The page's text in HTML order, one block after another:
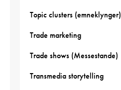
Topic clusters (emneklynger)
Trade marketing
Trade shows (Messestande)
Transmedia storytelling